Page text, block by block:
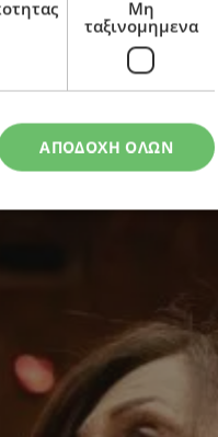
Κύπρο
Μη
ταξινομημενα
ΑΠΟΔΟΧΗ ΟΛΩΝ